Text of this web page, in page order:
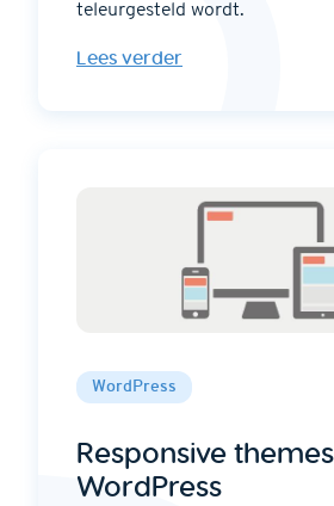
teleurgesteld wordt.
Lees verder
WordPress
Responsive
WordPress